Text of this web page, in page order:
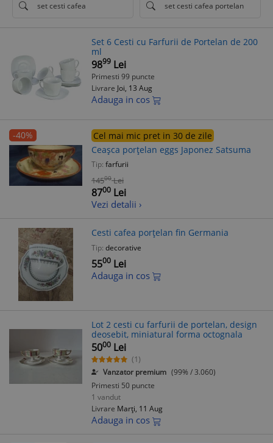
set cesti cafea set cesti cafea portelan
Set 6 Cesti cu Farfurii de Portelan de 200
ml
9899 Lei
Primesti 99 puncte
Livrare Joi, 13 Aug
Adauga in cos
-40%
Cel mai mic pret in 30 de zile
Ceașca porțelan eggs Japonez Satsuma
Tip: farfurii
14500 Lei
8700 Lei
Vezi detalii ›
Cesti cafea porțelan fin Germania
Tip: decorative
5500 Lei
Adauga in cos
Lot 2 cesti cu farfurii de portelan, design
deosebit, miniatural forma octognala
5000 Lei
(1)
Vanzator premium (99% / 3.060)
Primesti 50 puncte
1 vandut
Livrare Marți, 11 Aug
Adauga in cos